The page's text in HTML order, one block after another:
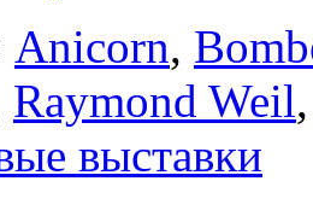
Anicorn,
Raymond Weil
выставки